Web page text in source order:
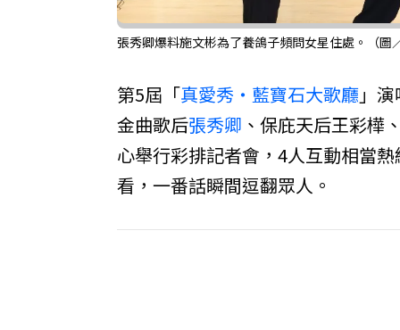
張秀卿爆料施文彬為了養鴿子頻問女星住處。（圖
第5屆「真愛秀・藍寶石大歌廳」
金曲歌后張秀卿 、保庇天后王彩樺
心舉行彩排記者會，4人互動相當
看，一番話瞬間逗翻眾人。